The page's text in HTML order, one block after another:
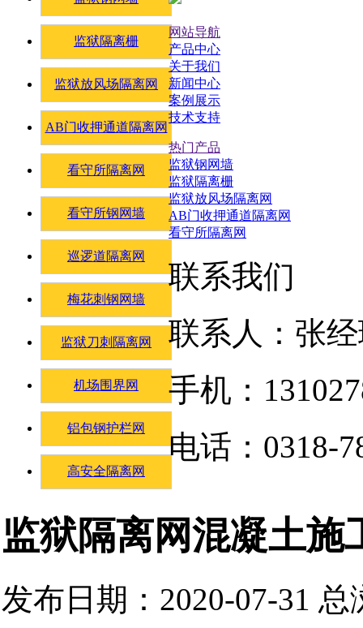
监狱隔离栅
监狱放风场隔离网
AB门收押通道隔离网
看守所隔离网
看守所钢网墙
巡逻道隔离网
梅花刺钢网墙
监狱刀刺隔离网
机场围界网
铝包钢护栏网
高安全隔离网
监狱隔离网混凝土施
发布日期：2020-07-31 总
网站导航
产品中心
关于我们
新闻中心
案例展示
技术支持
热门产品
监狱钢网墙
监狱隔离栅
监狱放风场隔离网
AB门收押通道隔离网
看守所隔离网
联系我们
联系人：张
手机：
电话：0318-